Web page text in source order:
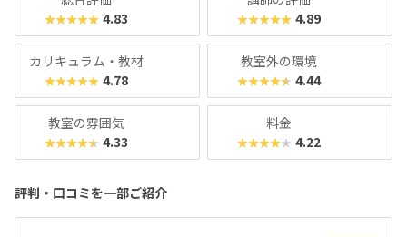
★★★★★ 4.83 ★★★★★ 4.89
カリキュラム・教材
★★★★★ 4.78
教室外の環境
★★★★★ 4.44
教室の雰囲気
★★★★★ 4.33
料金
★★★★★ 4.22
評判・口コミを一部ご紹介